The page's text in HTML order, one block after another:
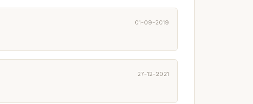
01-09-2019
27-12-2021